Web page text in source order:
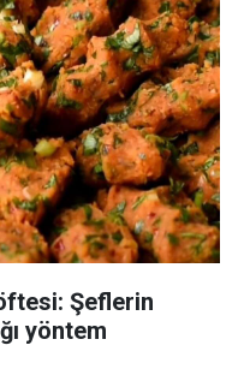
Şeflerin
yöntem